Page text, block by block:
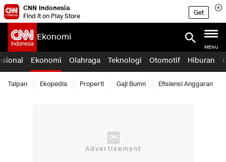
CNN Indonesia
Find it on Play Store
Get
Ekonomi
MENU
Ekonomi Olahraga Teknologi Otomotif Hiburan
Taipan Ekopedia Properti Gaji Bumn Efisiensi Anggaran